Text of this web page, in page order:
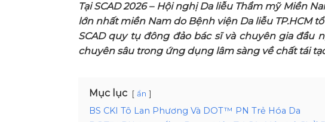
Tại SCAD 2026 – Hội nghị Da liễu Thẩm mỹ Miền
lớn nhất miền Nam do Bệnh viện Da liễu TP.HCM
SCAD quy tụ đông đảo bác sĩ và chuyên gia đầu
chuyên sâu trong ứng dụng lâm sàng về chất tái
Mục lục ẩn
BS CKI Tô Lan Phương Và DOT™ PN Trẻ Hóa Da